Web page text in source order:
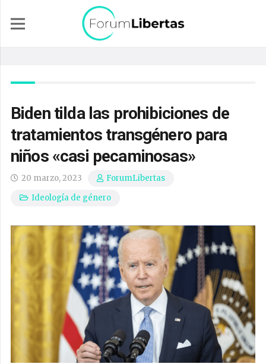
Biden tilda las prohibiciones de
tratamientos transgénero para
niños «casi pecaminosas»
20 marzo, 2023
ForumLibertas
Ideología de género